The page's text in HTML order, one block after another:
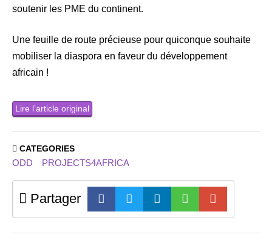
soutenir les PME du continent.
Une feuille de route précieuse pour quiconque souhaite
mobiliser la diaspora en faveur du développement
africain !
Lire l’article original
CATEGORIES
ODD PROJECTS4AFRICA
Partager